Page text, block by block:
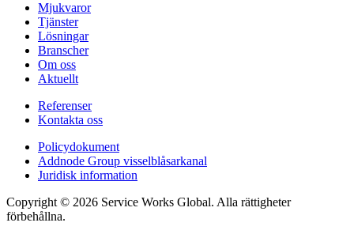
Mjukvaror
Tjänster
Lösningar
Branscher
Om oss
Aktuellt
Referenser
Kontakta oss
Policydokument
Addnode Group visselblåsarkanal
Juridisk information
Copyright © 2026 Service Works Global. Alla rättigheter
förbehållna.